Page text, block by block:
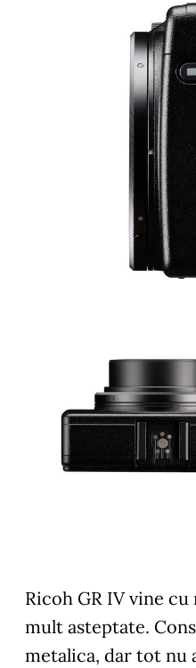
Ricoh GR IV vine
mult asteptate.
metalica, dar tot nu